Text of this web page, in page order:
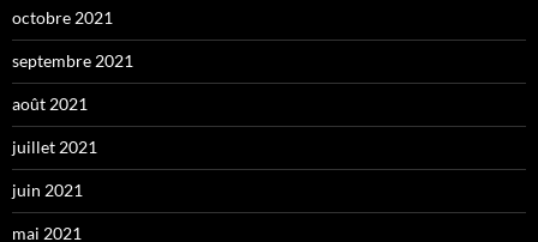
octobre 2021
septembre 2021
août 2021
juillet 2021
juin 2021
mai 2021